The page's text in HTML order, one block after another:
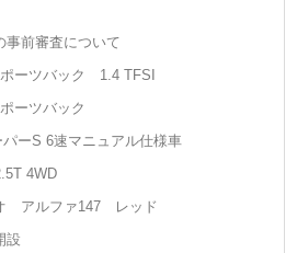
事前審査について
ーツバック 1.4 TFSI
ーツバック
ーS 6速マニュアル仕様車
4WD
アルファ147 レッド
設